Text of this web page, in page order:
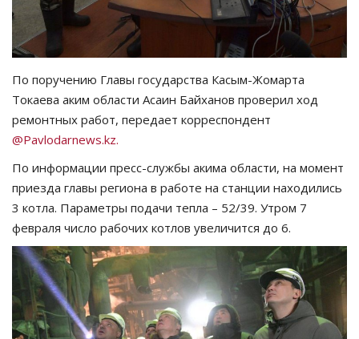
OFFICIAL
Курултай
Язык
Русский
По поручению Главы государства Касым-Жомарта
Токаева аким области Асаин Байханов проверил ход
ремонтных работ, передает корреспондент
@Pavlodarnews.kz.
По информации пресс-службы акима области, на момент
приезда главы региона в работе на станции находились
3 котла. Параметры подачи тепла – 52/39. Утром 7
февраля число рабочих котлов увеличится до 6.